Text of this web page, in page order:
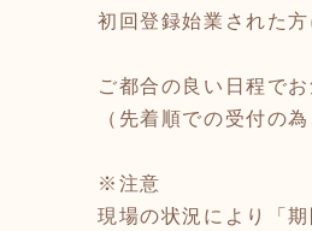
初回登録始業された
ご都合の良い日程で
（先着順での受付の
※注意
現場の状況により「